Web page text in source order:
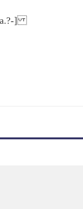
ca.?-]